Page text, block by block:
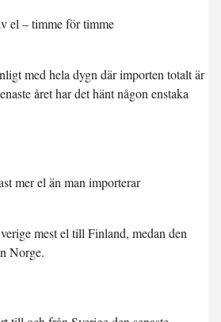
med hela dygn där importen totalt är
året har det hänt någon enstaka
mest el till Finland, medan den
Norge.